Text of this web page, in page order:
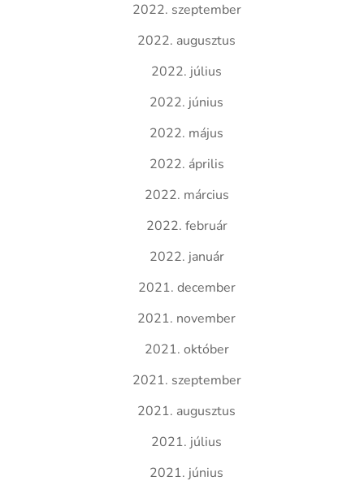
2022. szeptember
2022. augusztus
2022. július
2022. június
2022. május
2022. április
2022. március
2022. február
2022. január
2021. december
2021. november
2021. október
2021. szeptember
2021. augusztus
2021. július
2021. június